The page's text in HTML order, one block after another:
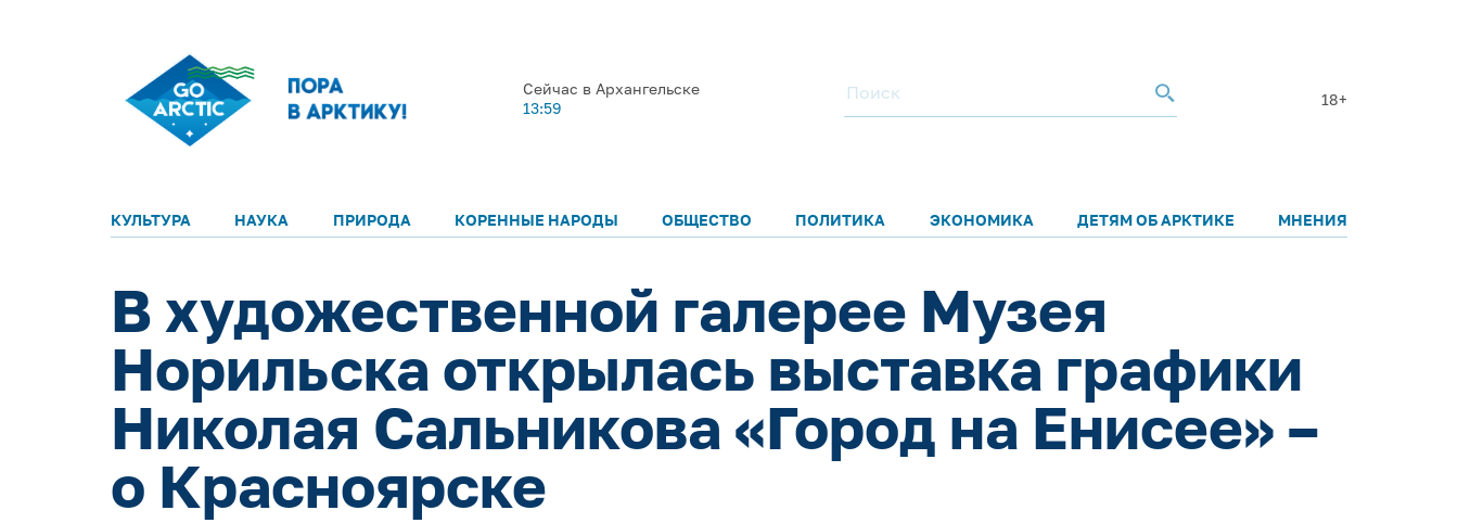
Сейчас в Архангельске
13:59
18+
КУЛЬТУРА НАУКА ПРИРОДА КОРЕННЫЕ НАРОДЫ ОБЩЕСТВО ПОЛИТИКА ЭКОНОМИКА ДЕТЯМ ОБ АРКТИКЕ МНЕНИЯ
В художественной галерее Музея
Норильска открылась выставка графики
Николая Сальникова «Город на Енисее» –
о Красноярске